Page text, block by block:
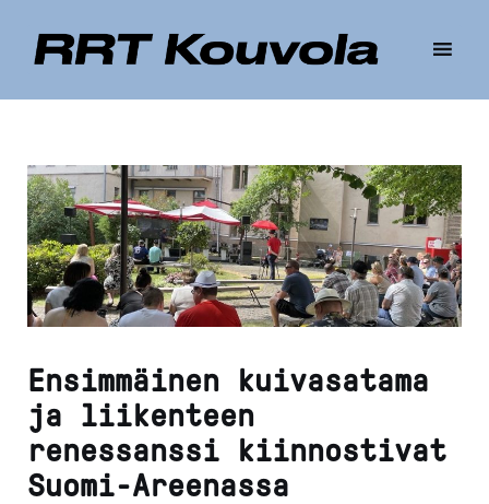
content
Ensimmäinen kuivasatama
ja liikenteen
renessanssi kiinnostivat
Suomi-Areenassa